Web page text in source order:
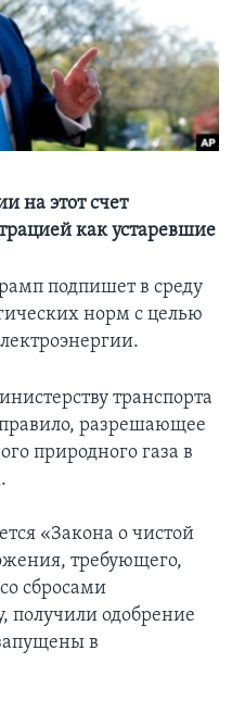
на этот счет
как устаревшие
подпишет в среду
норм с целью
транспорта
правило, разрешающее
природного газа в
«Закона о чистой
требующего,
сбросами
получили одобрение
в